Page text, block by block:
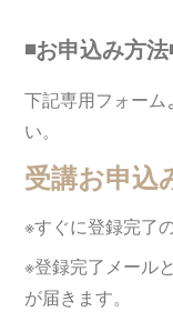
◾️お申込み方法
下記専用フォー
い。
受講お申込
※すぐに登録完了
※登録完了メール
が届きます。